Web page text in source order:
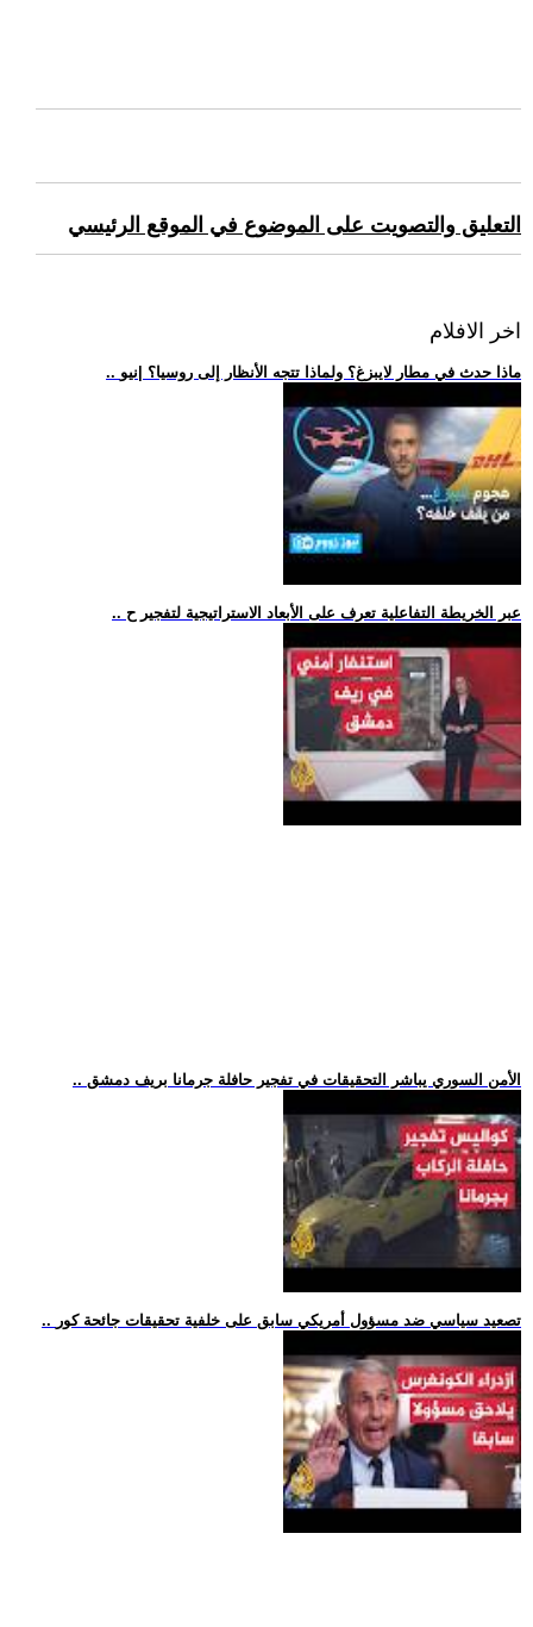
التعليق والتصويت على الموضوع في الموقع الرئيسي
اخر الافلام
.. ماذا حدث في مطار لايبزغ؟ ولماذا تتجه الأنظار إلى روسيا؟ |نيو
.. عبر الخريطة التفاعلية تعرف على الأبعاد الاستراتيجية لتفجير ح
.. الأمن السوري يباشر التحقيقات في تفجير حافلة جرمانا بريف دمشق
.. تصعيد سياسي ضد مسؤول أمريكي سابق على خلفية تحقيقات جائحة كور